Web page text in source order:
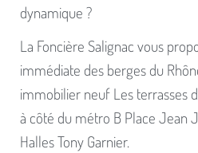
dynamique ?
La Foncière Salignac vous
immédiate des berges du
immobilier neuf Les terrasses
à côté du métro B Place Jean
Halles Tony Garnier.